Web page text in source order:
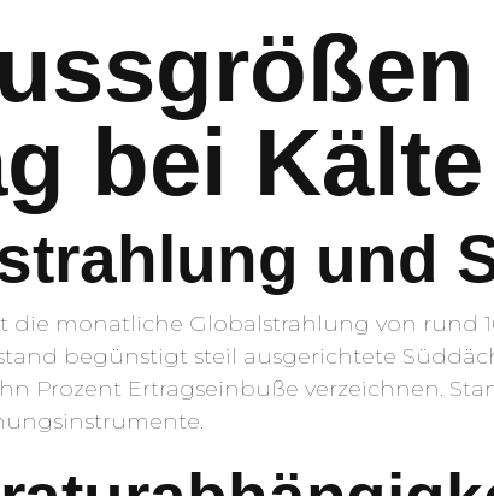
bei Kälte
und
die monatliche Globalstrahlung von rund
begünstigt steil ausgerichtete
Prozent Ertragseinbuße verzeichnen.